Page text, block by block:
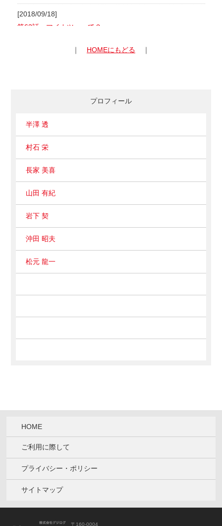
[2018/09/18]
第63話 マイカツ、って？
第61話 邪推でしょうか？
半澤 透
第60話 知るより感じろ！
半澤 透
第59話 「仏の顔も三度まで」
半澤 透
第58話 あっぱれ「糞土思想」
半澤 透
[2018/01/29]
[2018/01/04]
第54話 想像する時間
[2017/08/01]
第53話 転機
半澤 透
｜ HOMEにもどる ｜
プロフィール
半澤 透
村石 栄
長家 美喜
山田 有紀
岩下 契
沖田 昭夫
松元 龍一
HOME
ご利用に際して
プライバシー・ポリシー
サイトマップ
〒160‐0004